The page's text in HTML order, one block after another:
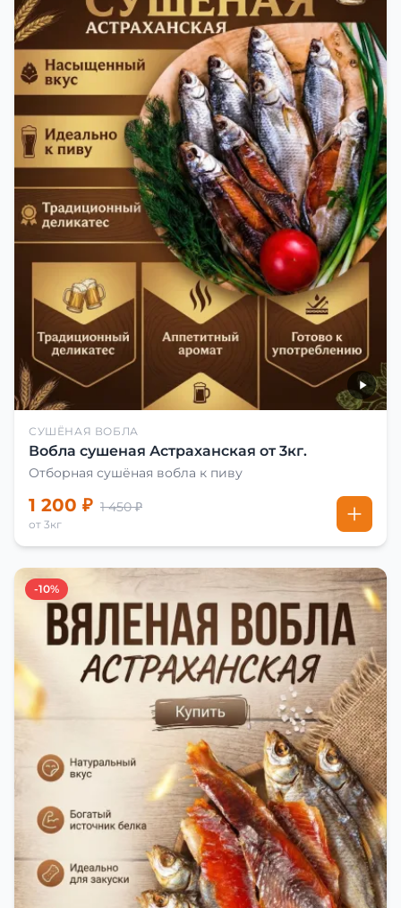
СУШЁНАЯ ВОБЛА
Вобла сушеная Астраханская от 3кг.
Отборная сушёная вобла к пиву
1 200 ₽ 1 450 ₽
от 3кг
-10%